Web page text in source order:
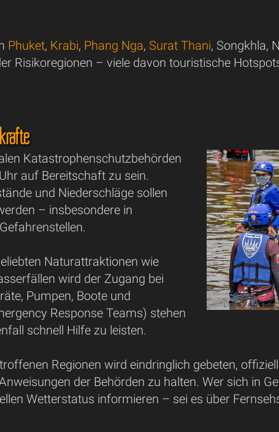
Phuket, Krabi, Phang Nga, Surat Thani, Songkhla,
Risikoregionen – viele davon touristische
Katastrophenschutzbehörden
auf Bereitschaft zu sein.
und Niederschläge sollen
– insbesondere in
Naturattraktionen wie
wird der Zugang bei
Pumpen, Boote und
Response Teams) stehen
schnell Hilfe zu leisten.
Regionen wird eindringlich gebeten,
der Behörden zu halten. Wer sich in
Wetterstatus informieren – sei es über